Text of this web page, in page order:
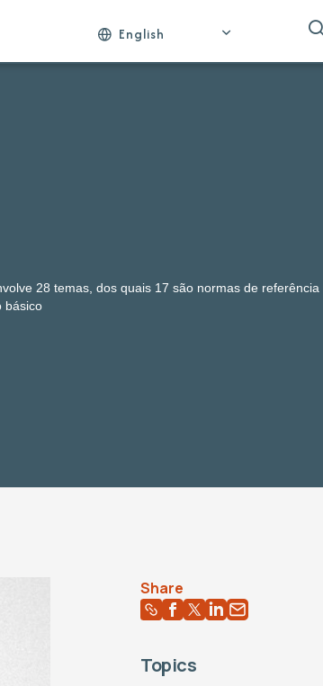
English
28 temas, dos quais 17 são normas de
básico
Share
Topics